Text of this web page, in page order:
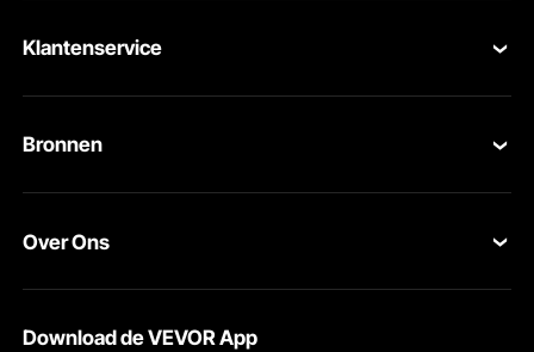
Klantenservice
Retourneren en vervangingen
Bronnen
Pro-ledenprogramma
Over Ons
Download de VEVOR App